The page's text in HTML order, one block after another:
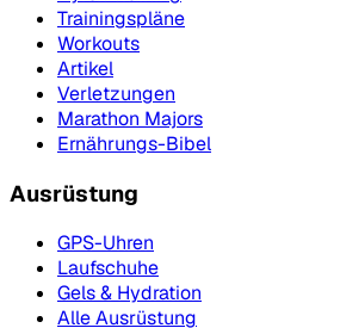
Trainingspläne
Workouts
Artikel
Verletzungen
Marathon Majors
Ernährungs-Bibel
Ausrüstung
GPS-Uhren
Laufschuhe
Gels & Hydration
Alle Ausrüstung